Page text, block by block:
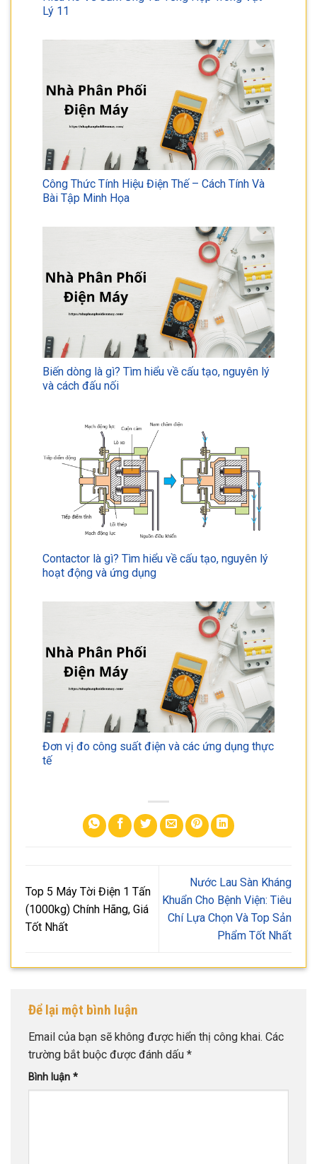
Lý 11
Công Thức Tính Hiệu Điện Thế – Cách Tính Và
Bài Tập Minh Họa
Biến dòng là gì? Tìm hiểu về cấu tạo, nguyên lý
và cách đấu nối
Contactor là gì? Tìm hiểu về cấu tạo, nguyên lý
hoạt động và ứng dụng
Đơn vị đo công suất điện và các ứng dụng thực
tế
Top 5 Máy Tời Điện 1 Tấn
(1000kg) Chính Hãng, Giá
Tốt Nhất
Nước Lau Sàn Kháng
Khuẩn Cho Bệnh Viện: Tiêu
Chí Lựa Chọn Và Top Sản
Phẩm Tốt Nhất
Để lại một bình luận
Email của bạn sẽ không được hiển thị công khai. Các
trường bắt buộc được đánh dấu *
Bình luận *